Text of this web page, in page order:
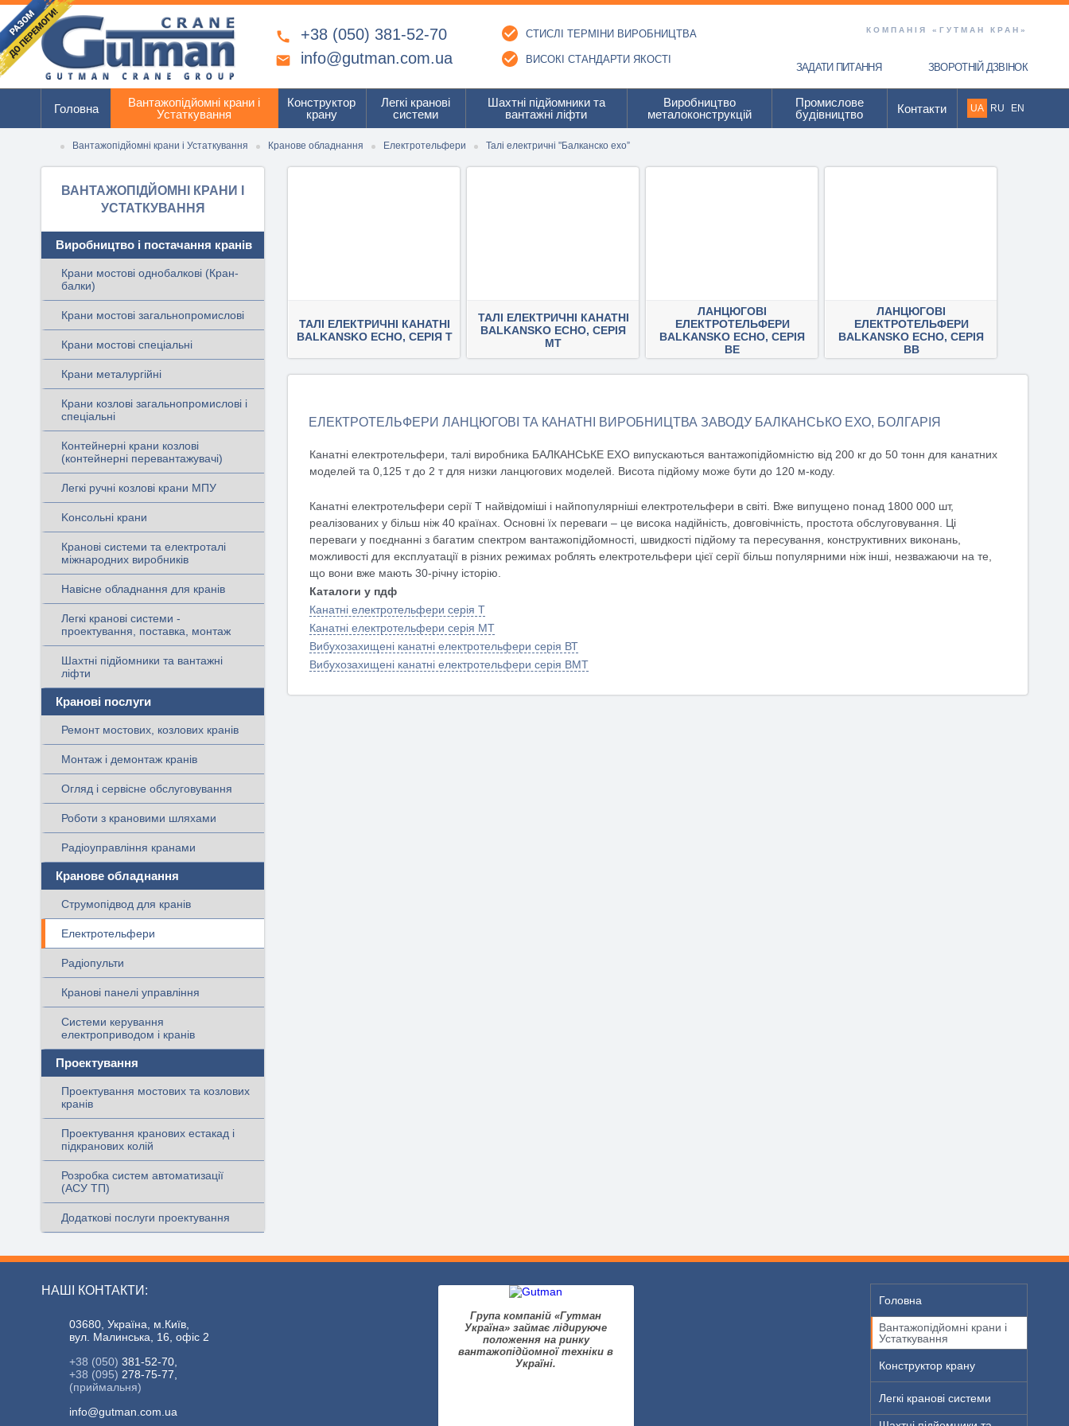
КОМПАНІЯ «ГУТМАН КРАН»
 +38 (050) 381-52-70
 info@gutman.com.ua
СТИСЛІ ТЕРМІНИ ВИРОБНИЦТВА
ВИСОКІ СТАНДАРТИ ЯКОСТІ
ЗАДАТИ ПИТАННЯ ЗВОРОТНІЙ ДЗВІНОК
Головна
Вантажопідйомні крани і
Устаткування
Конструктор
крану
Легкі кранові
системи
Шахтні підйомники та
вантажні ліфти
Виробництво
металоконструкцій
Промислове
будівництво
Контакти UA RU EN
Вантажопідйомні крани і Устаткування Кранове обладнання Електротельфери Талі електричні "Балканско ехо”
ВАНТАЖОПІДЙОМНІ КРАНИ І
УСТАТКУВАННЯ
Виробництво і постачання кранів
Крани мостові однобалкові (Кран-
балки)
Крани мостові загальнопромислові
Крани мостові спеціальні
Крани металургійні
Крани козлові загальнопромислові і
спеціальні
Контейнерні крани козлові
(контейнерні перевантажувачі)
Легкі ручні козлові крани МПУ
Kонсольні крани
Кранові системи та електроталі
міжнародних виробників
Навісне обладнання для кранів
Легкі кранові системи -
проектування, поставка, монтаж
Шахтні підйомники та вантажні
ліфти
Кранові послуги
Ремонт мостових, козлових кранів
Монтаж і демонтаж кранів
Огляд і сервісне обслуговування
Роботи з крановими шляхами
Радіоуправління кранами
Кранове обладнання
Струмопідвод для кранів
Електротельфери
Радіопульти
Кранові панелі управління
Системи керування
електроприводом і кранів
Проектування
Проектування мостових та козлових
кранів
Проектування кранових естакад і
підкранових колій
Розробка систем автоматизації
(АСУ ТП)
Додаткові послуги проектування
ТАЛІ ЕЛЕКТРИЧНІ КАНАТНІ
BALKANSKO ECHO, СЕРІЯ Т
ДЕТАЛЬНІШЕ
ТАЛІ ЕЛЕКТРИЧНІ КАНАТНІ
BALKANSKO ECHO, СЕРІЯ
МТ
ДЕТАЛЬНІШЕ
ЛАНЦЮГОВІ
ЕЛЕКТРОТЕЛЬФЕРИ
BALKANSKO ECHO, СЕРІЯ
ВЕ
ДЕТАЛЬНІШЕ
ЛАНЦЮГОВІ
ЕЛЕКТРОТЕЛЬФЕРИ
BALKANSKO ECHO, СЕРІЯ
ВВ
ДЕТАЛЬНІШЕ
ЕЛЕКТРОТЕЛЬФЕРИ ЛАНЦЮГОВІ ТА КАНАТНІ ВИРОБНИЦТВА ЗАВОДУ БАЛКАНСЬКО ЕХО, БОЛГАРІЯ
Канатні електротельфери, талі виробника БАЛКАНСЬКЕ ЕХО випускаються вантажопідйомністю від 200 кг до 50 тонн для канатних
моделей та 0,125 т до 2 т для низки ланцюгових моделей. Висота підйому може бути до 120 м-коду.
Канатні електротельфери серії Т найвідоміші і найпопулярніші електротельфери в світі. Вже випущено понад 1800 000 шт,
реалізованих у більш ніж 40 країнах. Основні їх переваги – це висока надійність, довговічність, простота обслуговування. Ці
переваги у поєднанні з багатим спектром вантажопідйомності, швидкості підйому та пересування, конструктивних виконань,
можливості для експлуатації в різних режимах роблять електротельфери цієї серії більш популярними ніж інші, незважаючи на те,
що вони вже мають 30-річну історію.
Каталоги у пдф
Канатні електротельфери серія T
Канатні електротельфери серія MT
Вибухозахищені канатні електротельфери серія ВТ
Вибухозахищені канатні електротельфери серія ВМТ
НАШІ КОНТАКТИ:
03680, Україна, м.Київ,
вул. Малинська, 16, офіс 2
+38 (050) 381-52-70,
+38 (095) 278-75-77,
(приймальня)
info@gutman.com.ua
Група компаній «Гутман
Україна» займає лідируюче
положення на ринку
вантажопідйомної техніки в
Україні.
Головна
Вантажопідйомні крани і
Устаткування
Конструктор крану
Легкі кранові системи